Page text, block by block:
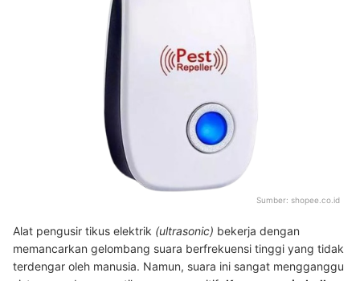
Sumber: shopee.co.id
Alat pengusir tikus elektrik (ultrasonic) bekerja dengan
memancarkan gelombang suara berfrekuensi tinggi yang tidak
terdengar oleh manusia. Namun, suara ini sangat mengganggu